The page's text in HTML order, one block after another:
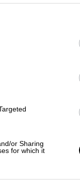
or Sharing
for which it
νέα
χώρο του
ιδέες